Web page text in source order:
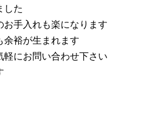
した
お手入れも楽になります
余裕が生まれます
軽にお問い合わせ下さい